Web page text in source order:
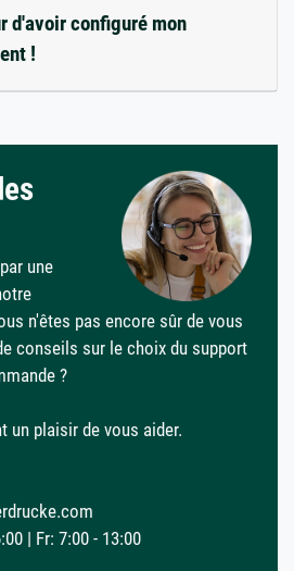
d'avoir configuré mon
!
une
n'êtes pas encore sûr de vous
conseils sur le choix du support
?
un plaisir de vous aider.
| Fr: 7:00 - 13:00